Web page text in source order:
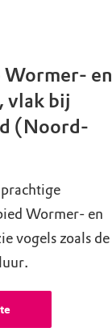
Wormer- en
vlak bij
(Noord-
Wormer- en
vogels zoals de